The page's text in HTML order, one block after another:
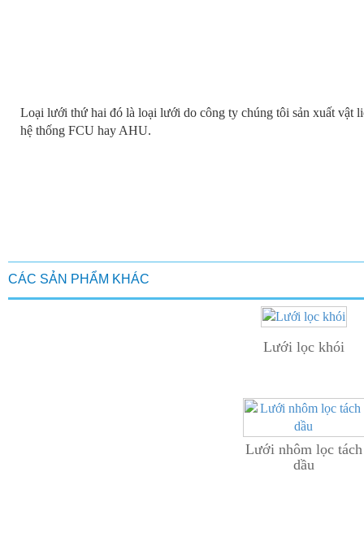
Loại lưới thứ hai đó là loại lưới do công ty chúng tôi sản xuất vật
hệ thống FCU hay AHU.
CÁC SẢN PHẨM KHÁC
Lưới lọc khói
Lưới nhôm lọc tách
dầu